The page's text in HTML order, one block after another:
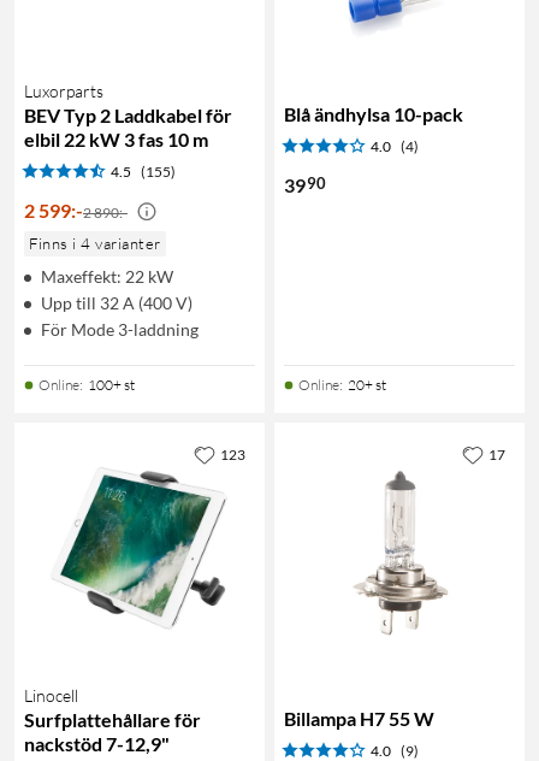
Luxorparts
BEV Typ 2 Laddkabel för
elbil 22 kW 3 fas 10 m
4.5 (155)
2 599:-2 890:-
Finns i 4 varianter
Maxeffekt: 22 kW
Upp till 32 A (400 V)
För Mode 3-laddning
Online: 100+ st
Blå ändhylsa 10-pack
4.0 (4)
3990
Online: 20+ st
Linocell
Surfplattehållare för
nackstöd 7-12,9"
123
Billampa H7 55 W
4.0 (9)
17